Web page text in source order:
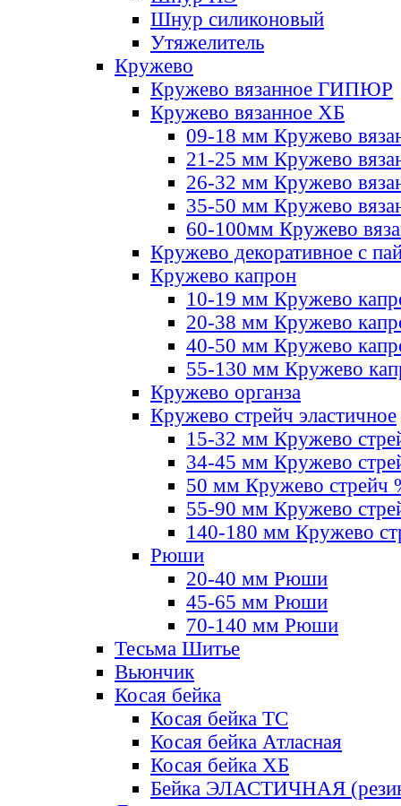
Шнур силиконовый
Утяжелитель
Кружево
Кружево вязанное ГИПЮР
Кружево вязанное ХБ
09-18 мм Кружево
21-25 мм Кружево
26-32 мм Кружево
35-50 мм Кружево
60-100мм Кружево
Кружево декоративное с
Кружево капрон
10-19 мм Кружево
20-38 мм Кружево
40-50 мм Кружево
55-130 мм Кружево
Кружево органза
Кружево стрейч эластичное
15-32 мм Кружево
34-45 мм Кружево
50 мм Кружево стрейч
55-90 мм Кружево
140-180 мм Кружево
Рюши
20-40 мм Рюши
45-65 мм Рюши
70-140 мм Рюши
Тесьма Шитье
Вьюнчик
Косая бейка
Косая бейка ТС
Косая бейка Атласная
Косая бейка ХБ
Бейка ЭЛАСТИЧНАЯ